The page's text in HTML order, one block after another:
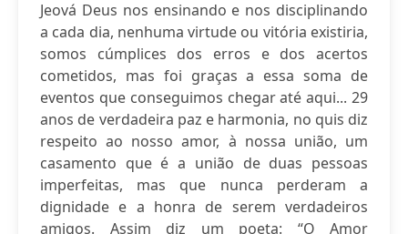
Jeová Deus nos ensinando e nos disciplinando
a cada dia, nenhuma virtude ou vitória existiria,
somos cúmplices dos erros e dos acertos
cometidos, mas foi graças a essa soma de
eventos que conseguimos chegar até aqui... 29
anos de verdadeira paz e harmonia, no quis diz
respeito ao nosso amor, à nossa união, um
casamento que é a união de duas pessoas
imperfeitas, mas que nunca perderam a
dignidade e a honra de serem verdadeiros
amigos. Assim diz um poeta: “O Amor